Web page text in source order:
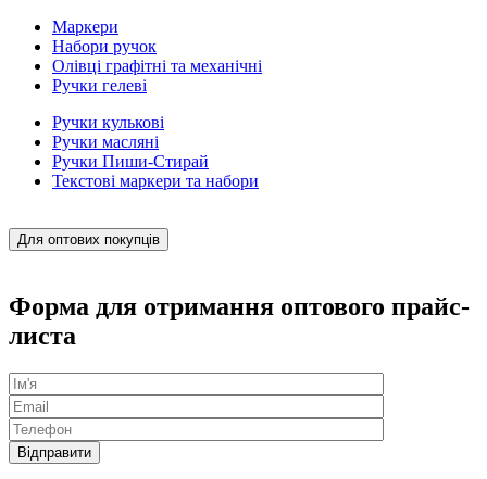
Маркери
Набори ручок
Олівці графітні та механічні
Ручки гелеві
Ручки кулькові
Ручки масляні
Ручки Пиши-Стирай
Текстові маркери та набори
Для оптових покупців
Форма для отримання оптового прайс-
листа